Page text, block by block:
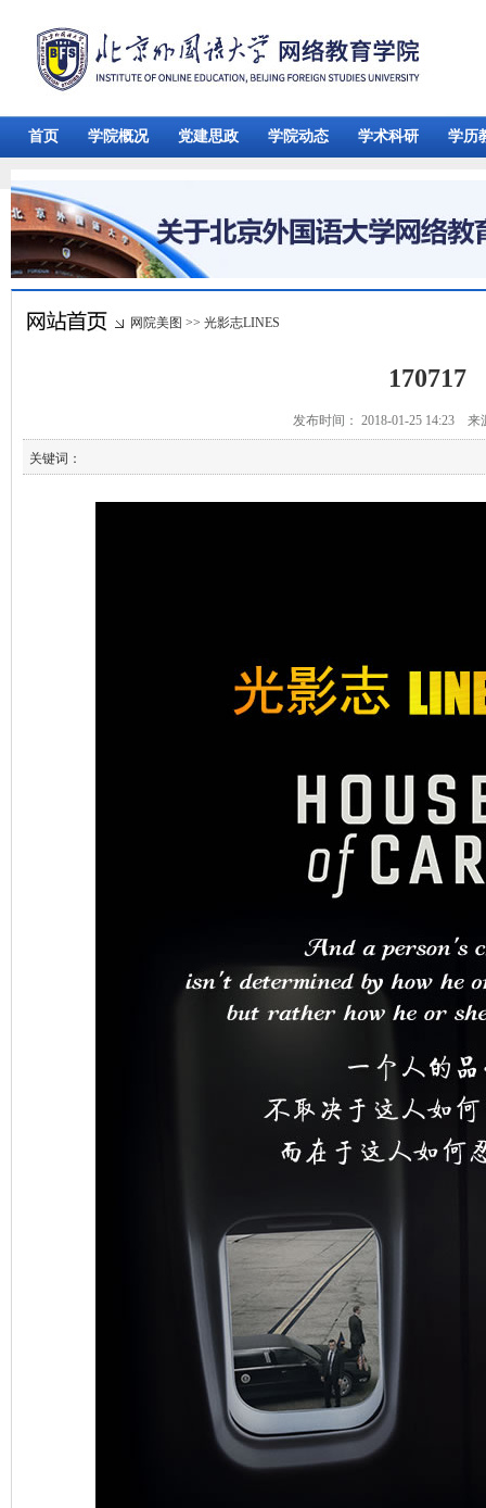
首页 学院概况 党建思政 学院动态 学术科研 学历
网院美图 >> 光影志LINES
170717
发布时间： 2018-01-25 14:23
关键词：